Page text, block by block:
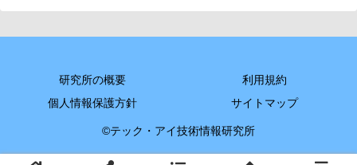
研究所の概要
利用規約
個人情報保護方針
サイトマップ
©テック・アイ技術情報研究所